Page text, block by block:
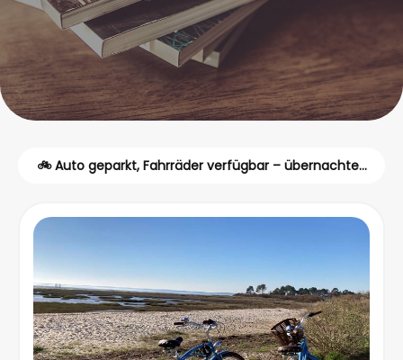
🚲 Auto geparkt, Fahrräder verfügbar – übernachten